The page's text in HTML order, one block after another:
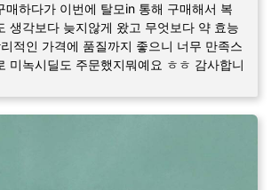
매하다가 이번에 탈모in 통해 구매해서 복
생각보다 늦지않게 왔고 무엇보다 약 효능
적인 가격에 품질까지 좋으니 너무 만족스
미녹시딜도 주문했지뭐예요 ㅎㅎ 감사합니